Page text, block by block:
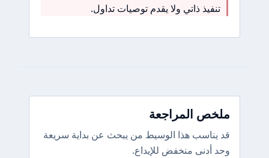
تنفيذ ذاتي ولا يقدم توصيات تداول.
ملخص المراجعة
قد يناسب هذا الوسيط من يبحث عن بداية سريعة
وحد أدنى منخفض للإيداع.